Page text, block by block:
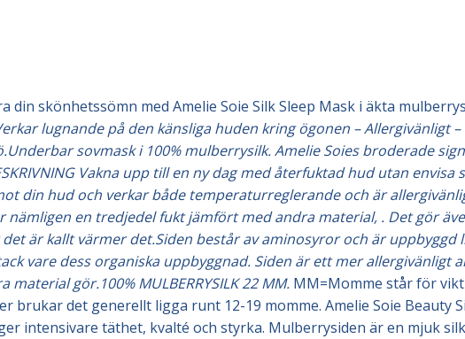
din skönhetssömn med Amelie Soie Silk Sleep Mask i äkta
lugnande på den känsliga huden kring ögonen – Allergivänligt
sovmask i 100% mulberrysilk. Amelie Soies broderade
Vakna upp till en ny dag med återfuktad hud utan
din hud och verkar både temperaturreglerande och är
en tredjedel fukt jämfört med andra material, . Det gör
är kallt värmer det.Siden består av aminosyror och är
vare dess organiska uppbyggnad. Siden är ett mer allergivänligt
gör.100% MULBERRYSILK 22 MM. MM=Momme står för
brukar det generellt ligga runt 12-19 momme. Amelie Soie Beauty
intensivare täthet, kvalté och styrka. Mulberrysiden är en mjuk